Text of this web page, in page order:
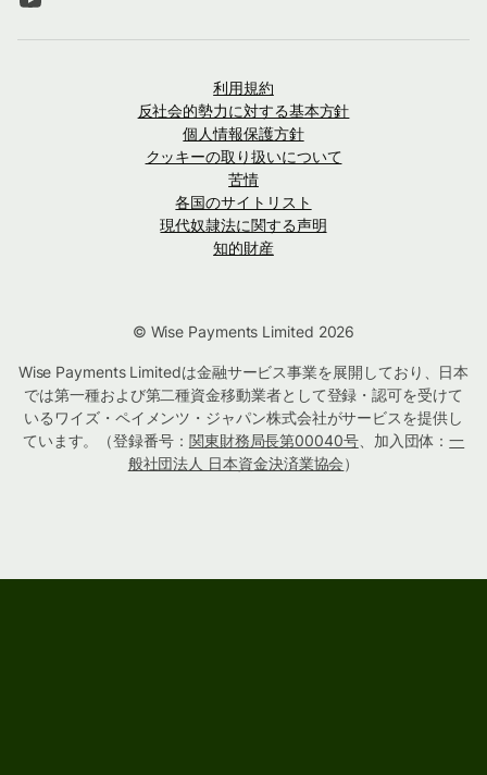
利用規約
反社会的勢力に対する基本方針
個人情報保護方針
クッキーの取り扱いについて
苦情
各国のサイトリスト
現代奴隷法に関する声明
知的財産
© Wise Payments Limited 2026
Wise Payments Limitedは金融サービス事業を展開しており、日本
では第一種および第二種資金移動業者として登録・認可を受けて
いるワイズ・ペイメンツ・ジャパン株式会社がサービスを提供し
ています。（登録番号： 関東財務局長第00040号、加入団体：一
般社団法人 日本資金決済業協会）